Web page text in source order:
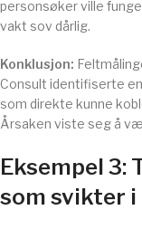
personsøker ville
vakt sov dårlig.
Konklusjon:
Consult identifiserte
som direkte kunne
Årsaken viste seg å
Eksempel 3:
som svikter